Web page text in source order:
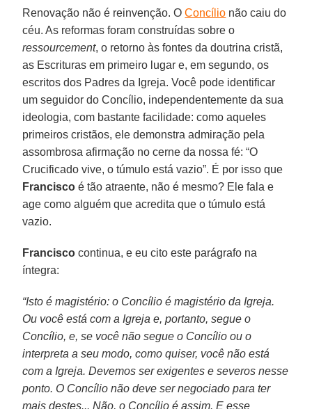
Renovação não é reinvenção. OConcílio não caiu do
céu. As reformas foram construídas sobre o
ressourcement, o retorno às fontes da doutrina cristã,
as Escrituras em primeiro lugar e, em segundo, os
escritos dos Padres da Igreja. Você pode identificar
um seguidor do Concílio, independentemente da sua
ideologia, com bastante facilidade: como aqueles
primeiros cristãos, ele demonstra admiração pela
assombrosa afirmação no cerne da nossa fé: “O
Crucificado vive, o túmulo está vazio”. É por isso que
Francisco é tão atraente, não é mesmo? Ele fala e
age como alguém que acredita que o túmulo está
vazio.
Francisco continua, e eu cito este parágrafo na
íntegra:
“Isto é magistério: o Concílio é magistério da Igreja.
Ou você está com a Igreja e, portanto, segue o
Concílio, e, se você não segue o Concílio ou o
interpreta a seu modo, como quiser, você não está
com a Igreja. Devemos ser exigentes e severos nesse
ponto. O Concílio não deve ser negociado para ter
mais destes... Não, o Concílio é assim. E esse